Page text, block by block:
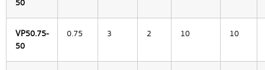
50
VP50.75-
50
0.75 3 2 10 10